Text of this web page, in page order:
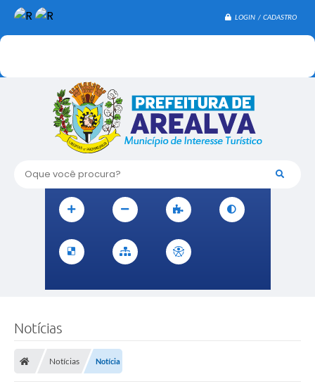
LOGIN / CADASTRO
Oque você procura?
Notícias
Notícias Notícia